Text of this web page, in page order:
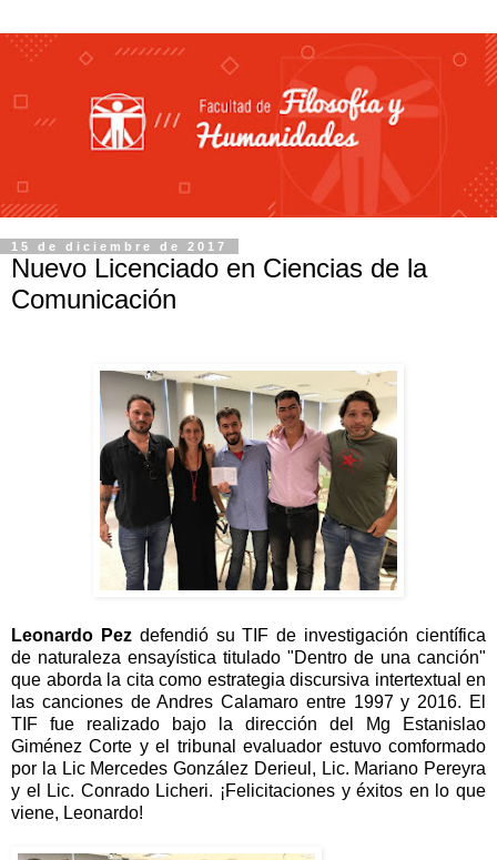
15 de diciembre de 2017
Nuevo Licenciado en Ciencias de la
Comunicación
Leonardo Pezdefendió su TIF de investigación científica
de naturaleza ensayística titulado "Dentro de una canción"
que aborda la cita como estrategia discursiva intertextual en
las canciones de Andres Calamaro entre 1997 y 2016. El
TIF fue realizado bajo la dirección del Mg Estanislao
Giménez Corte y el tribunal evaluador estuvo comformado
por la Lic Mercedes González Derieul, Lic. Mariano Pereyra
y el Lic. Conrado Licheri. ¡Felicitaciones y éxitos en lo que
viene, Leonardo!